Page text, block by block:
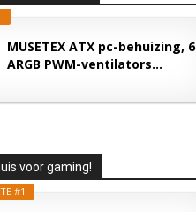
MUSETEX ATX pc-behuizing, 6
ARGB PWM-ventilators...
voor gaming!
#1